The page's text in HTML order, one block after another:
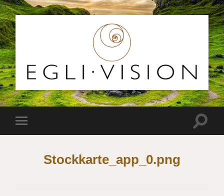
Egli
Vision
Menü
Stockkarte_app_0.png